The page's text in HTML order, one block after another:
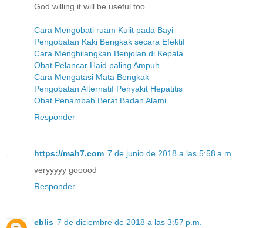
God willing it will be useful too
Cara Mengobati ruam Kulit pada Bayi
Pengobatan Kaki Bengkak secara Efektif
Cara Menghilangkan Benjolan di Kepala
Obat Pelancar Haid paling Ampuh
Cara Mengatasi Mata Bengkak
Pengobatan Alternatif Penyakit Hepatitis
Obat Penambah Berat Badan Alami
Responder
https://mah7.com 7 de junio de 2018 a las 5:58 a.m.
veryyyyy gooood
Responder
eblis 7 de diciembre de 2018 a las 3:57 p.m.